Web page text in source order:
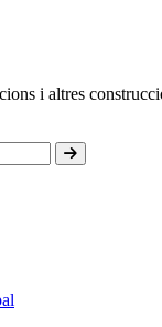
i altres